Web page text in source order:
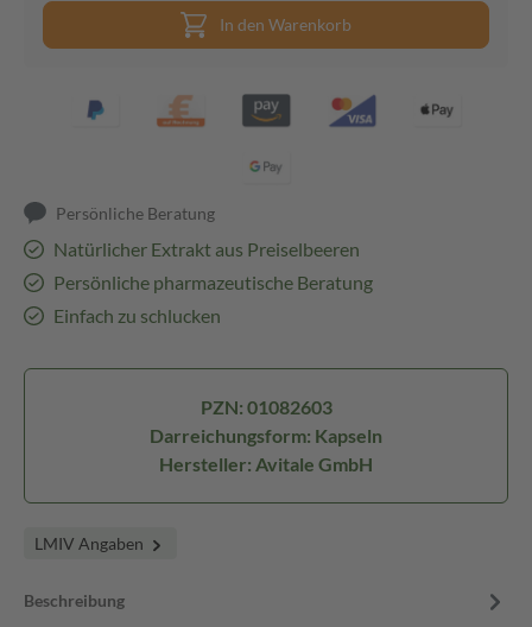
In den Warenkorb
Persönliche Beratung
Natürlicher Extrakt aus Preiselbeeren
Persönliche pharmazeutische Beratung
Einfach zu schlucken
PZN: 01082603
Darreichungsform: Kapseln
Hersteller: Avitale GmbH
LMIV Angaben
Beschreibung